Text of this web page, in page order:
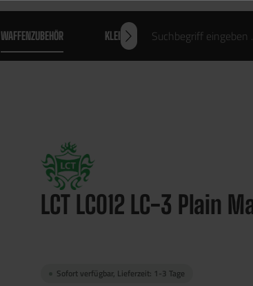
WAFFENZUBEHÖR KLEIDUNG AIRSOFT ZUBEHÖR
LCT LC012 LC-3 Plain
Sofort verfügbar, Lieferzeit: 1-3 Tage